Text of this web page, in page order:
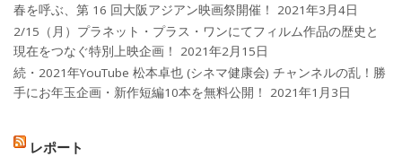
春を呼ぶ、第 16 回大阪アジアン映画祭開催！
2021年3月4日
2/15（月）プラネット・プラス・ワンにてフィルム作品の歴史と
現在をつなぐ特別上映企画！
2021年2月15日
続・2021年YouTube 松本卓也 (シネマ健康会) チャンネルの乱！勝
手にお年玉企画・新作短編10本を無料公開！
2021年1月3日
レポート